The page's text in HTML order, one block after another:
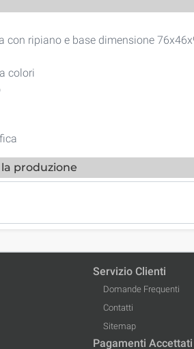
con ripiano e base dimensione
colori
produzione
Servizio Clienti
Domande Frequenti
Contatti
Sitemap
Pagamenti Accettati